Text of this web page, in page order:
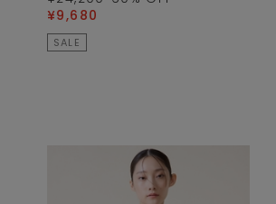
¥9,680
SALE